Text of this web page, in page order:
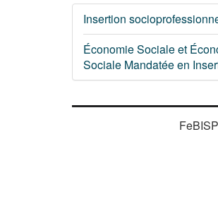
Insertion
Économie Sociale et
Sociale Mandatée en